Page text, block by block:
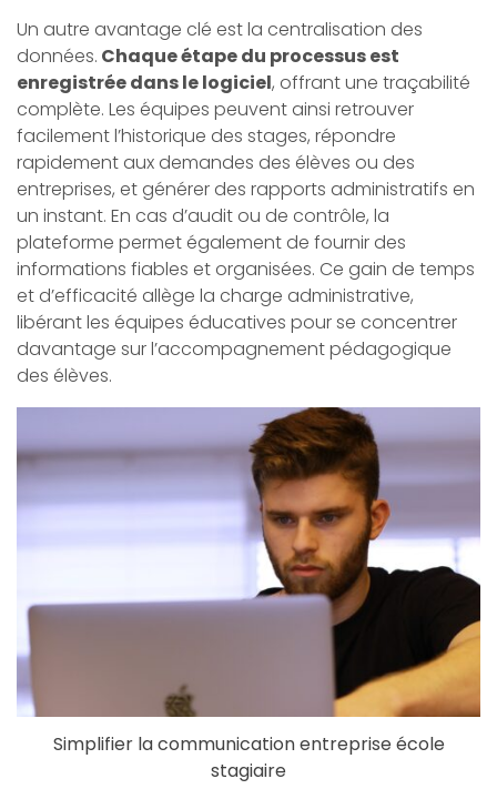
Un autre avantage clé est la centralisation des
données. Chaque étape du processus est
enregistrée dans le logiciel, offrant une traçabilité
complète. Les équipes peuvent ainsi retrouver
facilement l’historique des stages, répondre
rapidement aux demandes des élèves ou des
entreprises, et générer des rapports administratifs en
un instant. En cas d’audit ou de contrôle, la
plateforme permet également de fournir des
informations fiables et organisées. Ce gain de temps
et d’efficacité allège la charge administrative,
libérant les équipes éducatives pour se concentrer
davantage sur l’accompagnement pédagogique
des élèves.
Simplifier la communication entreprise école
stagiaire